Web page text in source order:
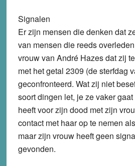
Signalen
Er zijn mensen die denken dat
van mensen die reeds
vrouw van André Hazes dat zij
met het getal 2309 (de sterfdag
geconfronteerd. Wat zij niet
soort dingen let, je ze vaker
heeft voor zijn dood met zijn
contact met haar op te nemen
maar zijn vrouw heeft geen
gevonden.